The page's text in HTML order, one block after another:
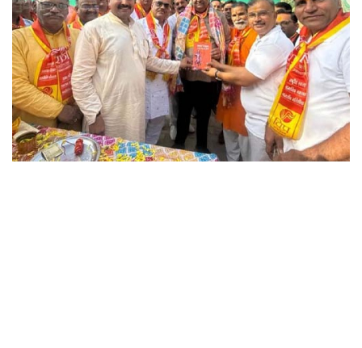
छत्तीसगढ़
राजस्थान
पंजाब
उत्तराखंड